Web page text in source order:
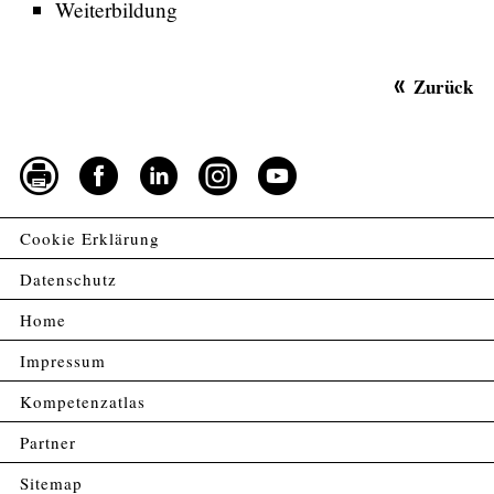
Weiterbildung
Zurück
Cookie Erklärung
Datenschutz
Home
Impressum
Kompetenzatlas
Partner
Sitemap